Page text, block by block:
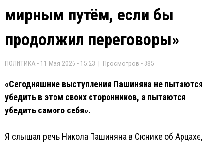
мирным путём, если бы
продолжил переговоры»
ПОЛИТИКА - 11 Мая 2026 - 15:23 | Просмотров - 385
«Сегодняшние выступления Пашиняна не пытаются
убедить в этом своих сторонников, а пытаются
убедить самого себя».
Я слышал речь Никола Пашиняна в Сюнике об Арцахе,